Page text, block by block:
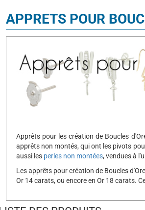
APPRETS POUR
Apprêts pour les création de Boucles
apprêts non montés, qui ont les pivots
aussi les perles non montées, vendues à
Les apprêts pour création de Boucles
Or 14 carats, ou encore en Or 18 carats.